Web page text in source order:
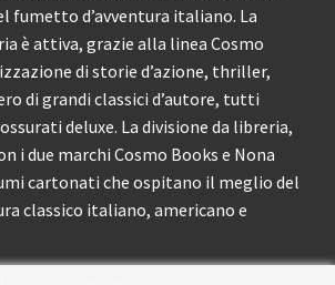
fumetto d’avventura italiano. La
è attiva, grazie alla linea Cosmo
di storie d’azione, thriller,
di grandi classici d’autore, tutti
deluxe. La divisione da libreria,
i due marchi Cosmo Books e Nona
cartonati che ospitano il meglio del
classico italiano, americano e